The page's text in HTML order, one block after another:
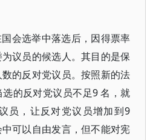
会选举中落选后，因得票率
议员的候选人。其目的是保
的反对党议员。按照新的法
的反对党议员不足9 名，就
员，让反对党议员增加到9
可以自由发言，但不能对宪